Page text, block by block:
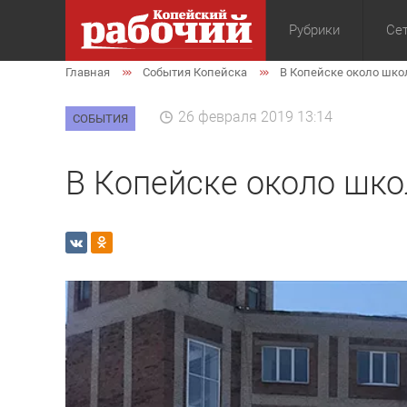
Рубрики
Общество
Главная События Копейска В Копейске около
СОБЫТИЯ 26 февраля 2019 13:14
В Копейске около